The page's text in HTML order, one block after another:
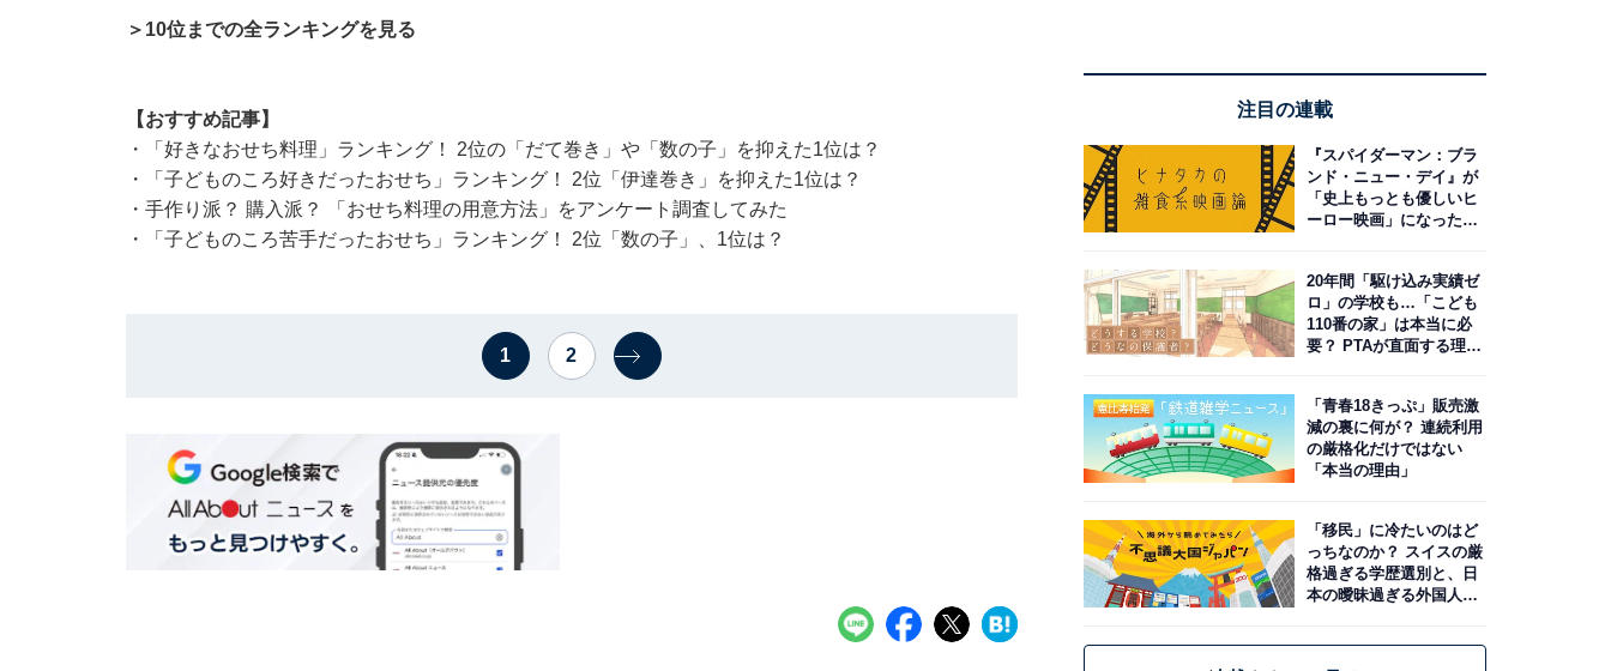
＞10位までの全ランキングを見る
【おすすめ記事】
・
「好きなおせち料理」ランキング！ 2位の「だて巻き」や「数の子」を抑えた1位は？
・
「子どものころ好きだったおせち」ランキング！ 2位「伊達巻き」を抑えた1位は？
・ 手作り派？ 購入派？ 「おせち料理の用意方法」をアンケート調査してみた
・
「子どものころ苦手だったおせち」ランキング！ 2位「数の子」、1位は？
1 2
注目の連載
『スパイダーマン：ブラ
ンド・ニュー・デイ』が
「史上もっとも優しいヒ
ーロー映画」になった理
20年間「駆け込み実績ゼ
ロ」の学校も…「こども
110番の家」は本当に必
要？ PTAが直面する理想
「青春18きっぷ」販売激
減の裏に何が？ 連続利用
の厳格化だけではない
「本当の理由」
「移民」に冷たいのはど
っちなのか？ スイスの厳
格過ぎる学歴選別と、日
本の曖昧過ぎる外国人政